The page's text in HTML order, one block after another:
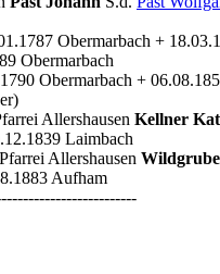
Obermarbach +
Obermarbach
Obermarbach +
Allershausen Kellner
Laimbach
Allershausen
Aufham